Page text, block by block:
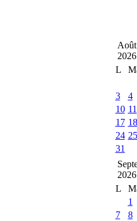
Août
2026
L
3
4
10 11
17 18
24 25
31
2026
L
1
7
8